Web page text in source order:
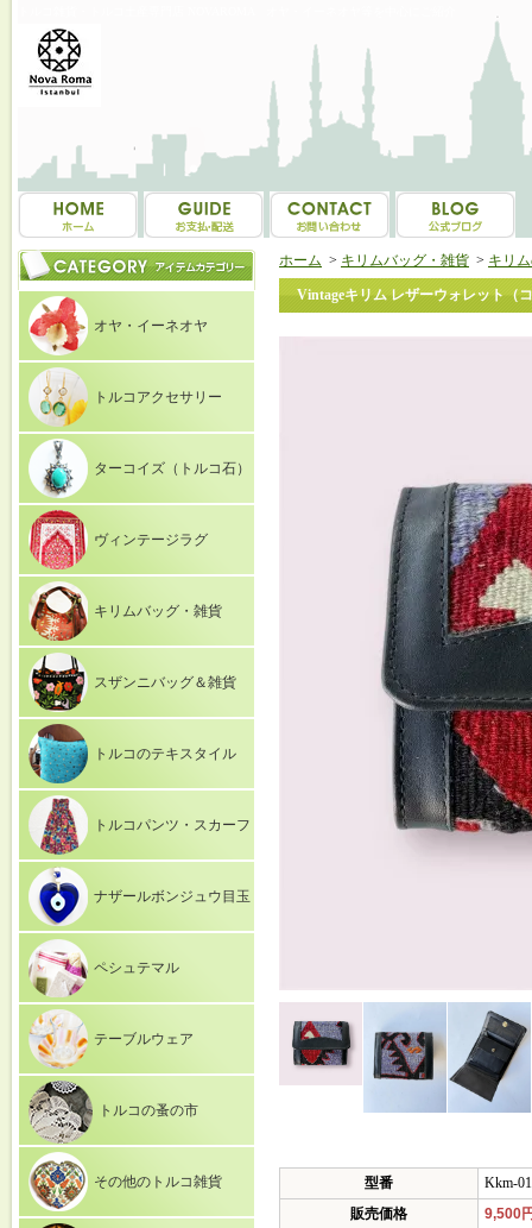
オヤ・イーネオヤ
トルコアクセサリー
ターコイズ（トルコ石）
ヴィンテージラグ
キリムバッグ・雑貨
スザンニバッグ＆雑貨
トルコのテキスタイル
トルコパンツ・スカーフ
ナザールボンジュウ目玉
ペシュテマル
テーブルウェア
トルコの蚤の市
その他のトルコ雑貨
ホーム > キリムバッグ・雑貨 > キリ
Vintageキリム レザーウォレット（
型番
Kkm-
販売価格
9,500